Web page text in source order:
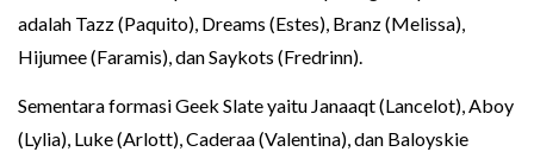
adalah Tazz (Paquito), Dreams (Estes), Branz (Melissa),
Hijumee (Faramis), dan Saykots (Fredrinn).
Sementara formasi Geek Slate yaitu Janaaqt (Lancelot), Aboy
(Lylia), Luke (Arlott), Caderaa (Valentina), dan Baloyskie